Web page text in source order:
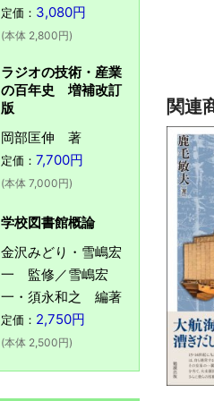
関連
定価： 3,080円
(本体 2,800円)
ラジオの技術・産業
の百年史 増補改訂
版
岡部匡伸 著
定価： 7,700円
(本体 7,000円)
学校図書館概論
金沢みどり・雪嶋宏
一 監修／雪嶋宏
一・須永和之 編著
定価： 2,750円
(本体 2,500円)